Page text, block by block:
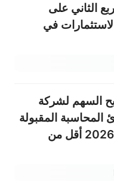
الربع الثاني على
في
الشركة استمرار
على النفقات
السهم لشركة
المحاسبة المقبولة
عمومًا (GAAP) للسنة المالية 2026 أقل من
للسنة